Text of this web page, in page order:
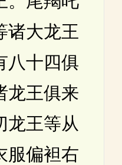
诸大龙王
八十四俱
龙王俱来
龙王等从
服偏袒右